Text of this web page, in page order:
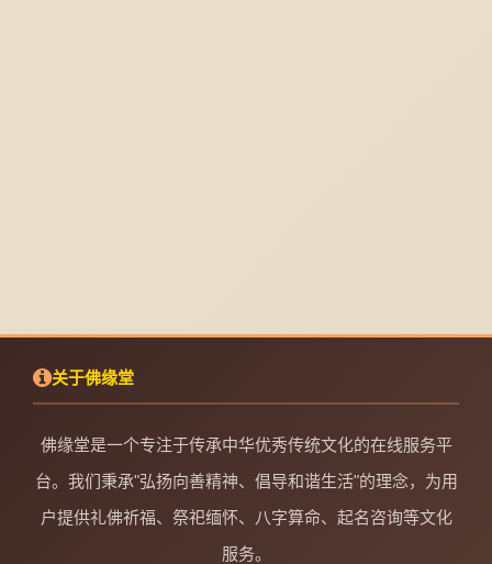
关于佛缘堂
佛缘堂是一个专注于传承中华优秀传统文化的在线服务平
台。我们秉承"弘扬向善精神、倡导和谐生活"的理念，为用
户提供礼佛祈福、祭祀缅怀、八字算命、起名咨询等文化
服务。